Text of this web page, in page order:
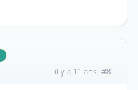
il y a 11 ans #8